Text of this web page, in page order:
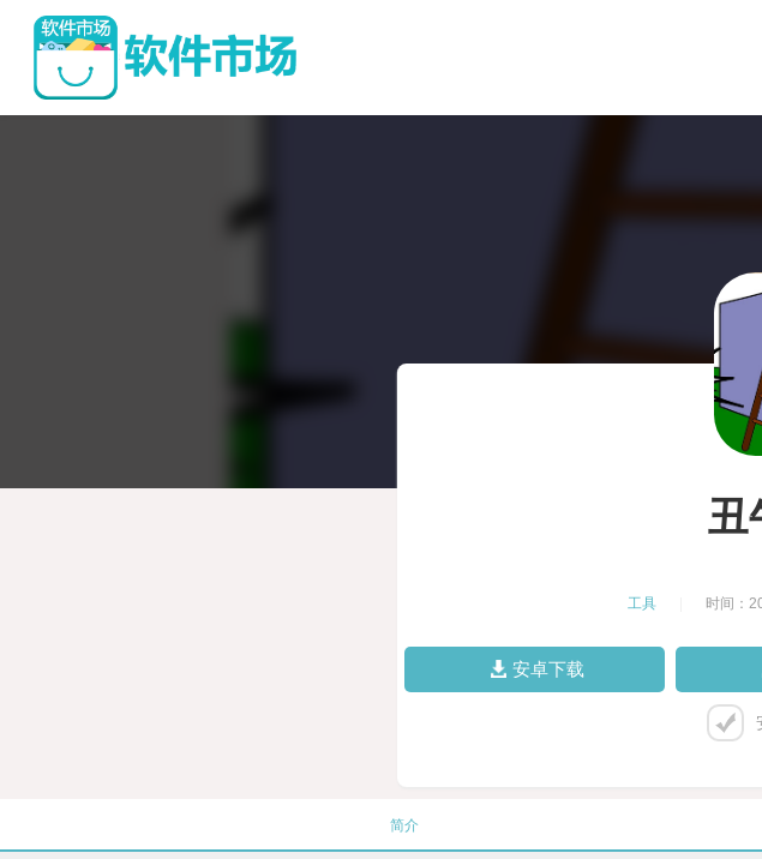
工具 时间：
安卓下载
简介